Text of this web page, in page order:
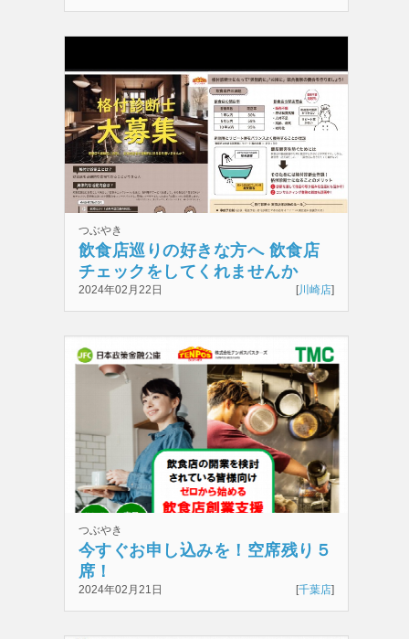
つぶやき
飲食店巡りの好きな方へ 飲食店
チェックをしてくれませんか
2024年02月22日 [川崎店]
つぶやき
今すぐお申し込みを！空席残り５
席！
2024年02月21日 [千葉店]